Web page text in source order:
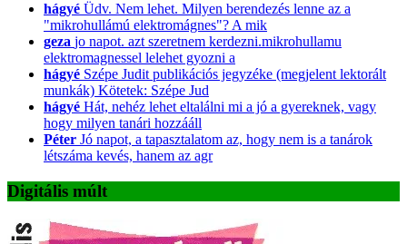
hágyé Üdv. Nem lehet. Milyen berendezés lenne az a
"mikrohullámú elektromágnes"? A mik
geza jo napot. azt szeretnem kerdezni.mikrohullamu
elektromagnessel lelehet gyozni a
hágyé Szépe Judit publikációs jegyzéke (megjelent lektorált
munkák) Kötetek: Szépe Jud
hágyé Hát, nehéz lehet eltalálni mi a jó a gyereknek, vagy
hogy milyen tanári hozzááll
Péter Jó napot, a tapasztalatom az, hogy nem is a tanárok
létszáma kevés, hanem az agr
Digitális múlt